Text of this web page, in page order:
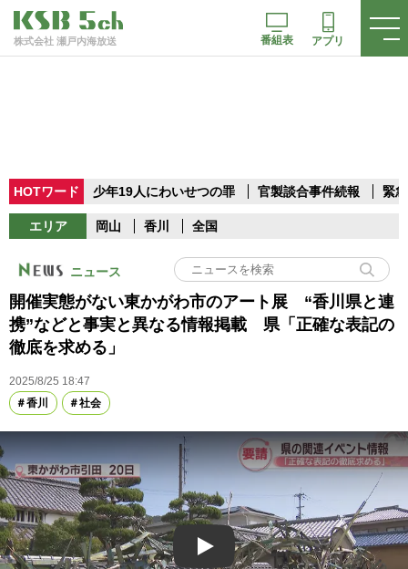
株式会社 瀬戸内海放送 番組表 アプリ
HOTワード 少年19人にわいせつの罪 官製談合事件続報 緊
エリア 岡山 香川 全国
ニュース
開催実態がない東かがわ市のアート展 “香川県と連
携”などと事実と異なる情報掲載 県「正確な表記の
徹底を求める」
2025/8/25 18:47
香川
社会
Play